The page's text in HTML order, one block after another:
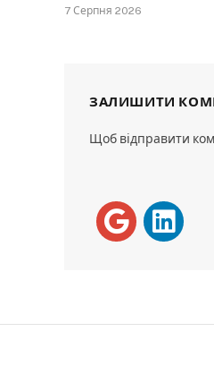
7 Серпня 2026
ЗАЛИШИТИ
Щоб відправити